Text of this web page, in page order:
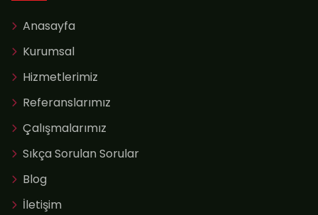
Anasayfa
Kurumsal
Hizmetlerimiz
Referanslarımız
Çalışmalarımız
Sıkça Sorulan Sorular
Blog
İletişim